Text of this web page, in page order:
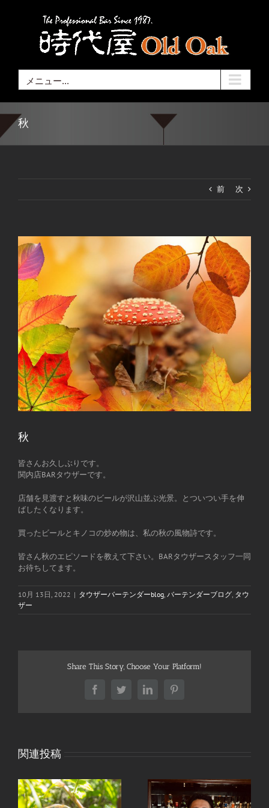
メニュー...
秋
前 次
View
Larger
Image
秋
皆さんお久しぶりです。
関内店BARタウザーです。
店舗を見渡すと秋味のビールが沢山並ぶ光景。とついつい手を伸
ばしたくなります。
買ったビールとキノコの炒め物は、私の秋の風物詩です。
皆さん秋のエピソードを教えて下さい。BARタウザースタッフ一同
お待ちしてます。
10月 13日, 2022 | タウザーバーテンダーblog バーテンダーブログ タウ
ザー
Share This Story, Choose Your Platform!
FacebookTwitterLinkedInPinterest
関連投稿